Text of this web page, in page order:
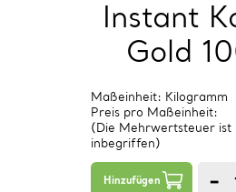
Instant
Gold
Maßeinheit: Kilogramm
Preis pro Maßeinheit:
(Die Mehrwertsteuer ist
inbegriffen)
Hinzufügen −